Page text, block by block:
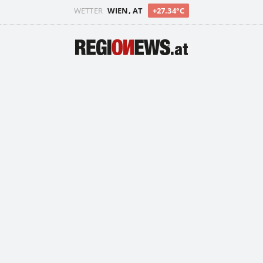
WETTER WIEN, AT +27.34°C